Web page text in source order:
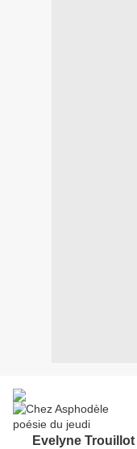
Evelyne Trouillot